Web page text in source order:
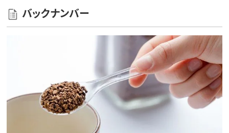
バックナンバー